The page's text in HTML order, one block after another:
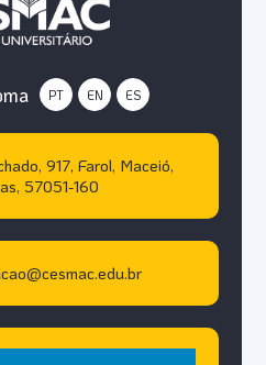
PT EN ES
917, Farol, Maceió,
57051-160